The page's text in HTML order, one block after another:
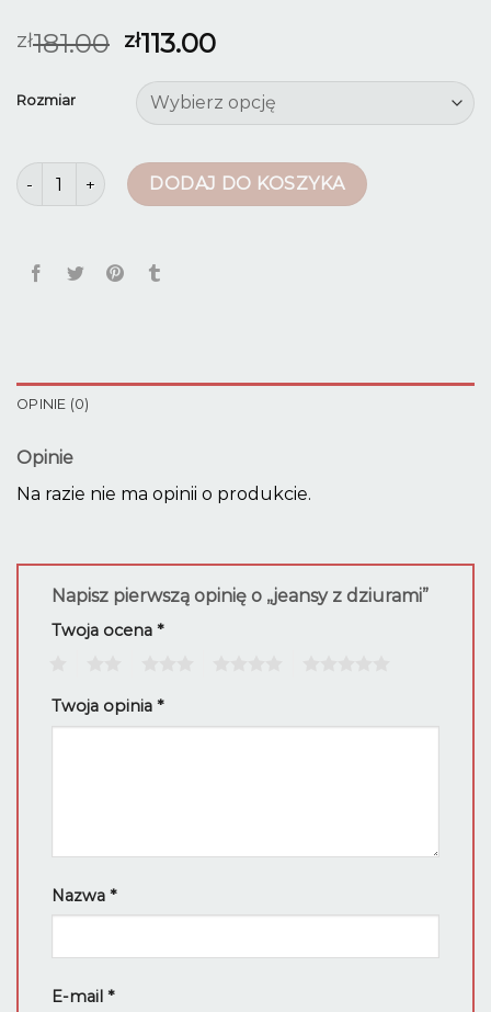
zł181.00 zł113.00
Rozmiar
ilość jeansy z dziuramiDODAJ DO KOSZYKA
OPINIE (0)
Opinie
Na razie nie ma opinii o produkcie.
Napisz pierwszą opinię o „jeansy z dziurami”
Twoja ocena *
Twoja opinia *
Nazwa *
E-mail *